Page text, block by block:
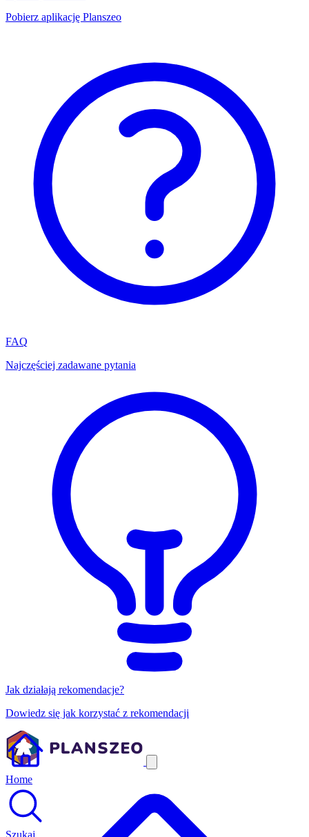
Pobierz aplikację Planszeo
FAQ
Najczęściej zadawane pytania
Jak działają rekomendacje?
Dowiedz się jak korzystać z rekomendacji
Home
Szukaj